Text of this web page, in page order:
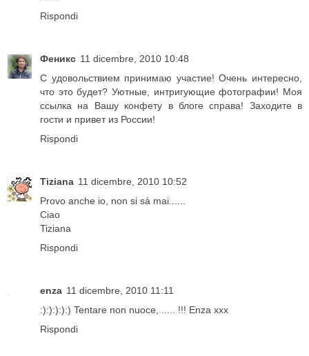
Rispondi
Феникс 11 dicembre, 2010 10:48
С удовольствием принимаю участие! Очень интересно,
что это будет? Уютные, интригующие фотографии! Моя
ссылка на Вашу конфету в блоге справа! Заходите в
гости и привет из России!
Rispondi
Tiziana 11 dicembre, 2010 10:52
Provo anche io, non si sà mai......
Ciao
Tiziana
Rispondi
enza 11 dicembre, 2010 11:11
:):):):):) Tentare non nuoce, ..... !!! Enza xxx
Rispondi